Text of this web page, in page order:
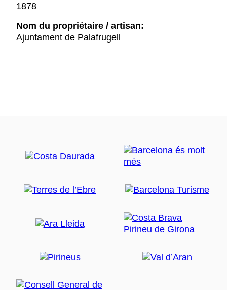
1878
Nom du propriétaire / artisan:
Ajuntament de Palafrugell